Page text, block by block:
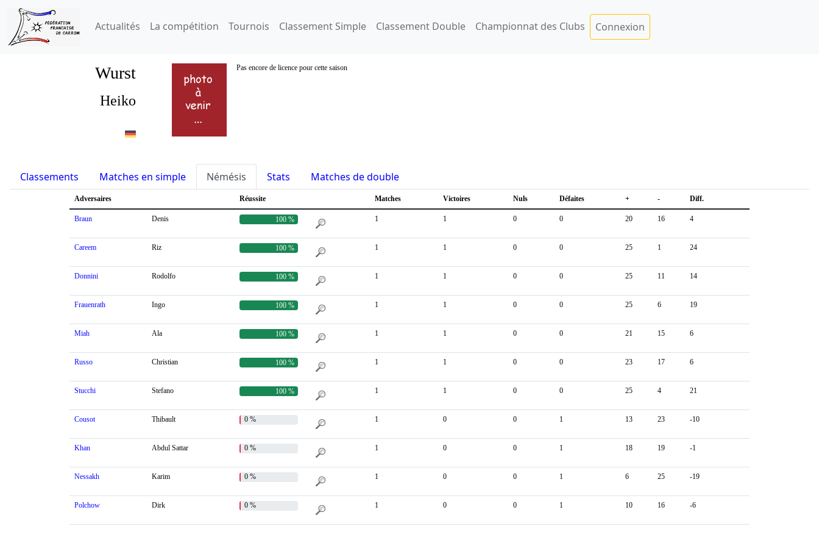
Actualités La compétition Tournois Classement Simple Classement Double Championnat des Clubs Connexion
Wurst Pas encore de licence pour cette saison
Heiko
Classements Matches en simple Némésis Stats Matches de double
Adversaires Réussite Matches Victoires Nuls Défaites + - Diff.
Braun Denis 100 % 1 1 0 0 20 16 4
Careem Riz 100 % 1 1 0 0 25 1 24
Donnini Rodolfo 100 % 1 1 0 0 25 11 14
Frauenrath Ingo 100 % 1 1 0 0 25 6 19
Miah Ala 100 % 1 1 0 0 21 15 6
Russo Christian 100 % 1 1 0 0 23 17 6
Stucchi Stefano 100 % 1 1 0 0 25 4 21
Cousot Thibault 0 % 1 0 0 1 13 23 -10
Khan Abdul Sattar 0 % 1 0 0 1 18 19 -1
Nessakh Karim 0 % 1 0 0 1 6 25 -19
Polchow Dirk 0 % 1 0 0 1 10 16 -6